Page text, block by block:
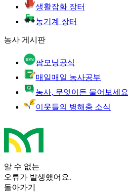
생활잡화 장터
농기계 장터
농사 게시판
팜모닝공식
매일매일 농사공부
농사, 무엇이든 물어보세요
이웃들의 병해충 소식
알 수 없는
오류가 발생했어요.
돌아가기